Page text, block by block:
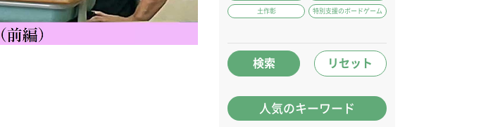
土作彰 特別支援のボードゲーム
検索 リセット
人気のキーワード